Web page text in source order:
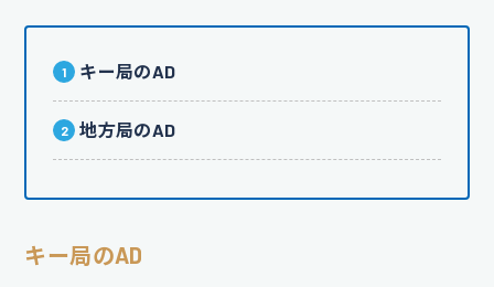
キー局のAD
地方局のAD
キー局のAD